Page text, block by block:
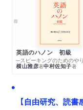
英語のハノン 初級
横山雅彦著中村佐知子著
【自由研究、読